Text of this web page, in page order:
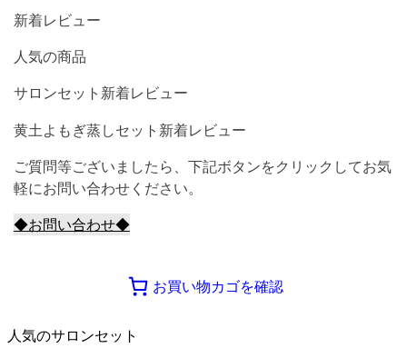
新着レビュー
人気の商品
サロンセット新着レビュー
黄土よもぎ蒸しセット新着レビュー
ご質問等ございましたら、下記ボタンをクリックしてお気
軽にお問い合わせください。
◆お問い合わせ◆
お買い物カゴを確認
人気のサロンセット